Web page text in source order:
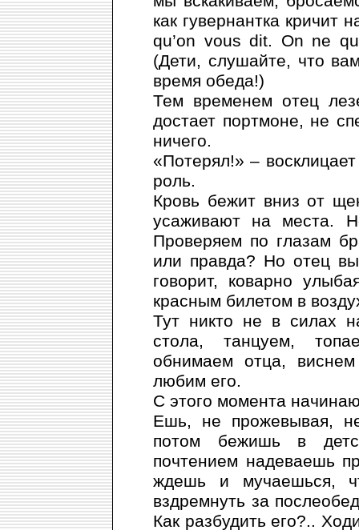
как гувернантка кричит
qu’on vous dit. On ne
(Дети, слушайте, что
время обеда!)
Тем временем отец
достает портмоне, не
ничего.
«Потерял!» –
роль.
Кровь бежит вниз от
усаживают на места.
Проверяем по глазам
или правда? Но отец
говорит, коварно
красным билетом в
Тут никто не в силах
стола, танцуем,
обнимаем отца,
любим его.
С этого момента
Ешь, не прожевывая,
потом бежишь в
почтением надеваешь
ждешь и мучаешься,
вздремнуть за
Как разбудить его?..